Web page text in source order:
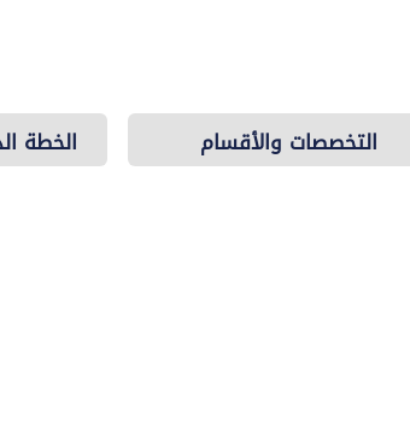
التخصصات والأقسام الخطة